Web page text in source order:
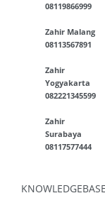
08119866999
Zahir Malang
08113567891
Zahir
Yogyakarta
082221345599
Zahir
Surabaya
08117577444
KNOWLEDGEBASE